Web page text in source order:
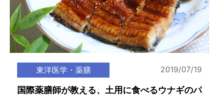
東洋医学・薬膳 2019/07/19
国際薬膳師が教える、土用に食べるウナギのパ